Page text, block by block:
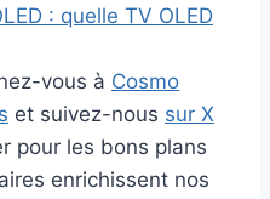
: quelle TV OLED
vous à Cosmo
et suivez-nous sur X
pour les bons plans
enrichissent nos